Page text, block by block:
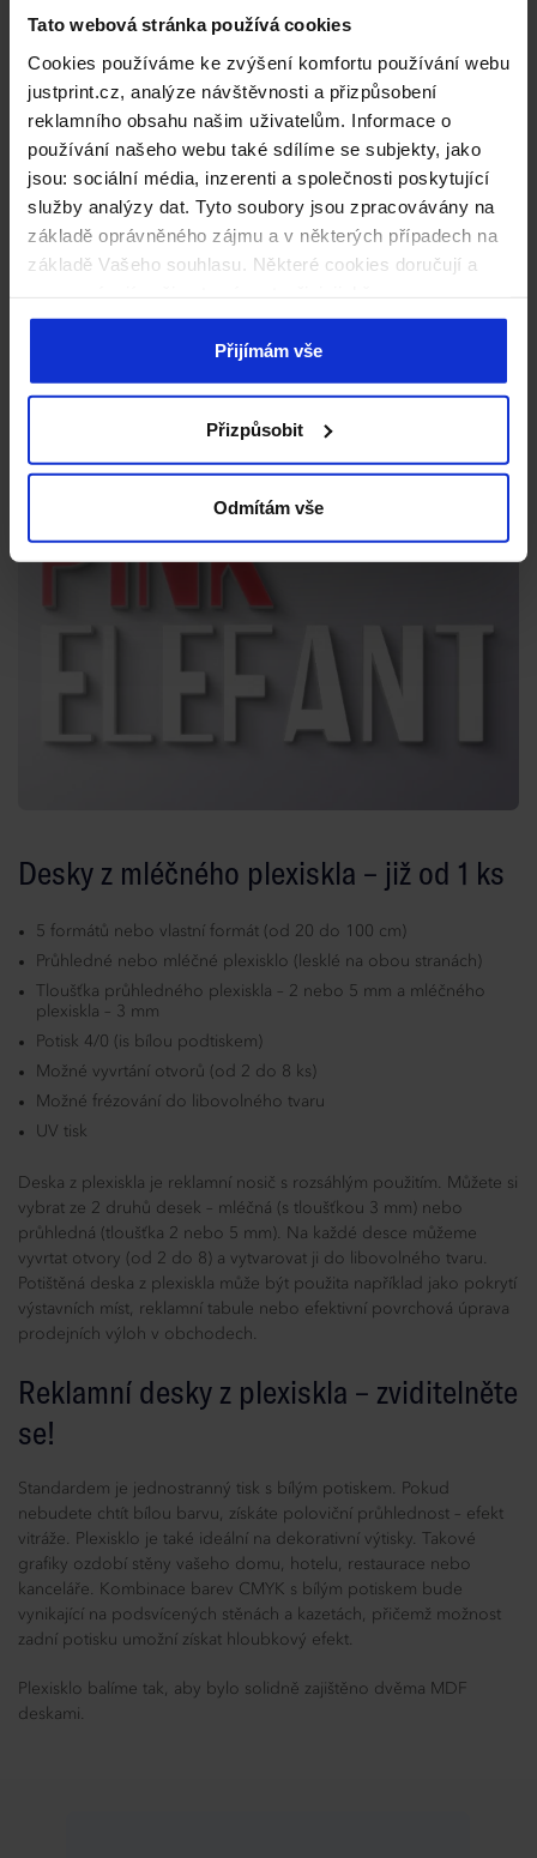
Tato webová stránka používá cookies
Cookies používáme ke zvýšení komfortu používání webu
justprint.cz, analýze návštěvnosti a přizpůsobení
reklamního obsahu našim uživatelům. Informace o
používání našeho webu také sdílíme se subjekty, jako
jsou: sociální média, inzerenti a společnosti poskytující
služby analýzy dat. Tyto soubory jsou zpracovávány na
základě oprávněného zájmu a v některých případech na
základě Vašeho souhlasu. Některé cookies doručují a
naleznete níže. Kliknutím na „Přijímám vše“ souhlasíte s
naším používáním všech výše uvedených typů souborů
cookie (cookies). Pokud kliknete na tlačítko „Odmítám
našich stránek. Pokud se chcete sami rozhodnout, jaké
typy cookies budou používány, klikněte na „Přizpůsobit“.
Přijímám vše
Přizpůsobit
Odmítám vše
Desky z mléčného plexiskla – již od 1 ks
5 formátů nebo vlastní formát (od 20 do 100 cm)
Průhledné nebo mléčné plexisklo (lesklé na obou stranách)
Tloušťka průhledného plexiskla – 2 nebo 5 mm a mléčného
plexiskla – 3 mm
Potisk 4/0 (is bílou podtiskem)
Možné vyvrtání otvorů (od 2 do 8 ks)
Možné frézování do libovolného tvaru
UV tisk
Deska z plexiskla je reklamní nosič s rozsáhlým použitím. Můžete si
vybrat ze 2 druhů desek – mléčná (s tloušťkou 3 mm) nebo
průhledná (tloušťka 2 nebo 5 mm). Na každé desce můžeme
vyvrtat otvory (od 2 do 8) a vytvarovat ji do libovolného tvaru.
Potištěná deska z plexiskla může být použita například jako pokrytí
výstavních míst, reklamní tabule nebo efektivní povrchová úprava
prodejních výloh v obchodech.
Reklamní desky z plexiskla – zviditelněte
se!
Standardem je jednostranný tisk s bílým potiskem. Pokud
nebudete chtít bílou barvu, získáte poloviční průhlednost – efekt
vitráže. Plexisklo je také ideální na dekorativní výtisky. Takové
grafiky ozdobí stěny vašeho domu, hotelu, restaurace nebo
kanceláře. Kombinace barev CMYK s bílým potiskem bude
vynikající na podsvícených stěnách a kazetách, přičemž možnost
zadní potisku umožní získat hloubkový efekt.
Plexisklo balíme tak, aby bylo solidně zajištěno dvěma MDF
deskami.